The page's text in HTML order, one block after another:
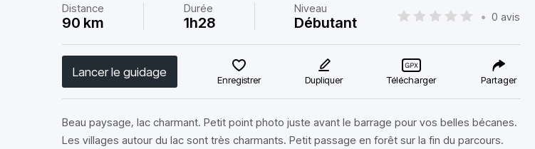
Distance
90 km
Durée
1h28
Niveau
Débutant • 0 avis
Lancer le guidage
Enregistrer Dupliquer Télécharger Partager
Beau paysage, lac charmant. Petit point photo juste avant le barrage pour vos belles bécanes.
Les villages autour du lac sont très charmants. Petit passage en forêt sur la fin du parcours.